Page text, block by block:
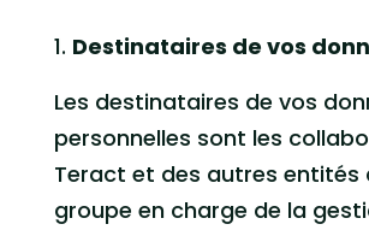
Destinataires de vos
Les destinataires de vos
personnelles sont les
Teract et des autres entités
groupe en charge de la